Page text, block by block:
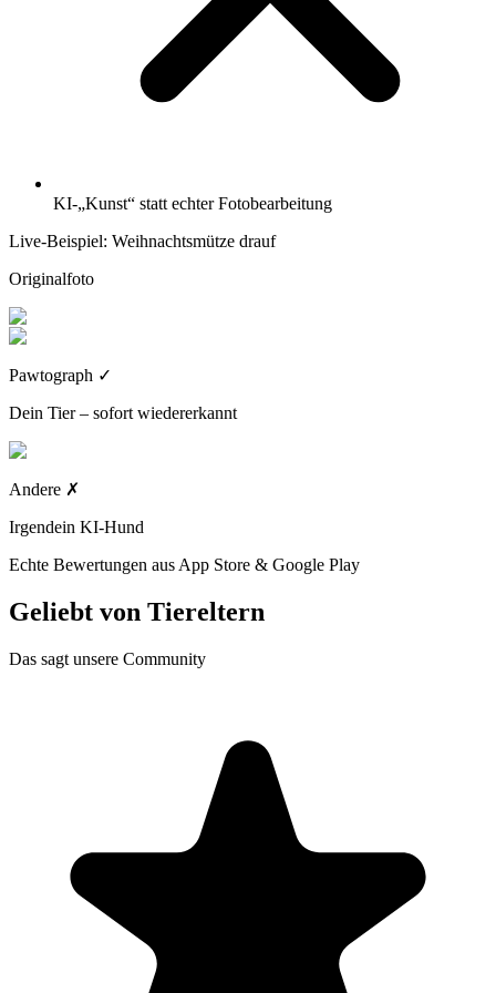
KI-„Kunst“ statt echter Fotobearbeitung
Live-Beispiel: Weihnachtsmütze drauf
Originalfoto
Pawtograph ✓
Dein Tier – sofort wiedererkannt
Andere ✗
Irgendein KI-Hund
Echte Bewertungen aus App Store & Google Play
Geliebt von Tiereltern
Das sagt unsere Community